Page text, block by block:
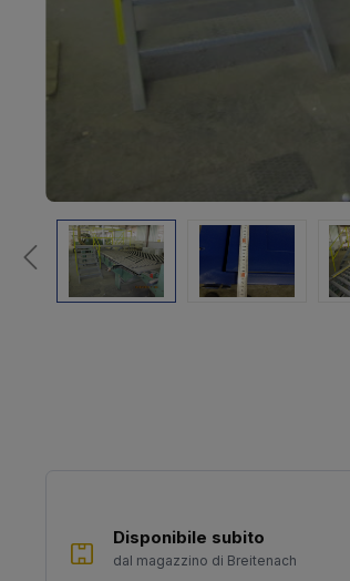
Disponibile subito
dal magazzino di Breitenach